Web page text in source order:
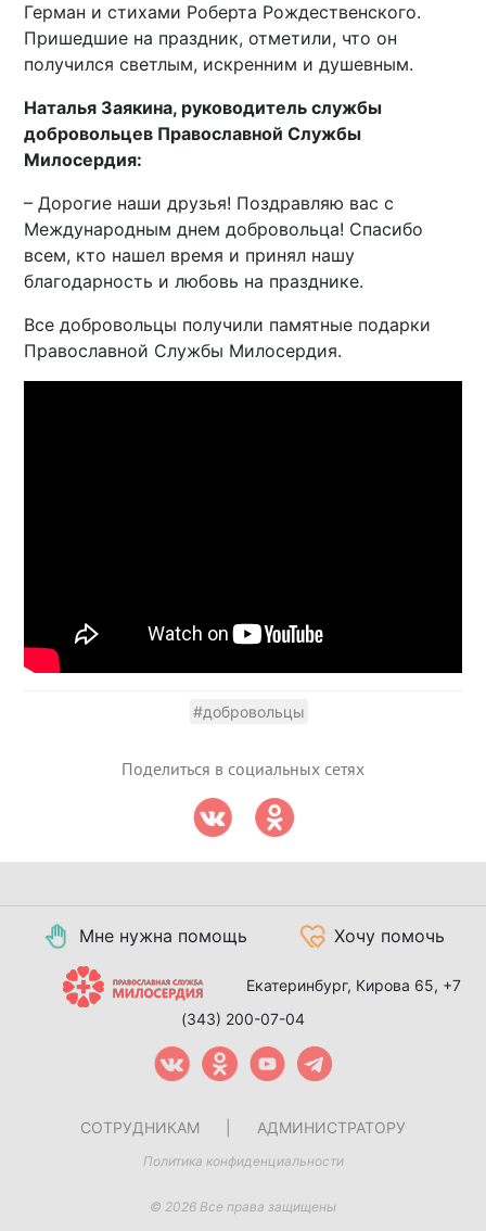
Герман и стихами Роберта Рождественского.
Пришедшие на праздник, отметили, что он
получился светлым, искренним и душевным.
Наталья Заякина, руководитель службы
добровольцев Православной Службы
Милосердия:
– Дорогие наши друзья! Поздравляю вас с
Международным днем добровольца! Спасибо
всем, кто нашел время и принял нашу
благодарность и любовь на празднике.
Все добровольцы получили памятные подарки
Православной Службы Милосердия.
#добровольцы
Поделиться в социальных сетях
Мне нужна помощь Хочу помочь
Екатеринбург, Кирова 65, +7
(343) 200-07-04
СОТРУДНИКАМ АДМИНИСТРАТОРУ
Политика конфиденциальности
© 2026 Все права защищены